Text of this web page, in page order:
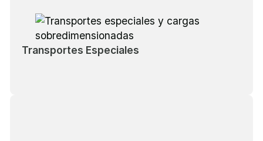
Transportes Especiales